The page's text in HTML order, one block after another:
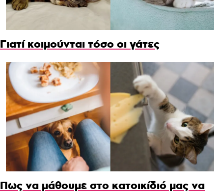
Γιατί κοιμούνται τόσο οι γάτες
Πως να μάθουμε στο κατοικίδιό μας να